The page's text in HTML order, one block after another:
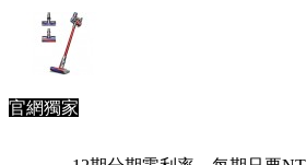
官網獨家